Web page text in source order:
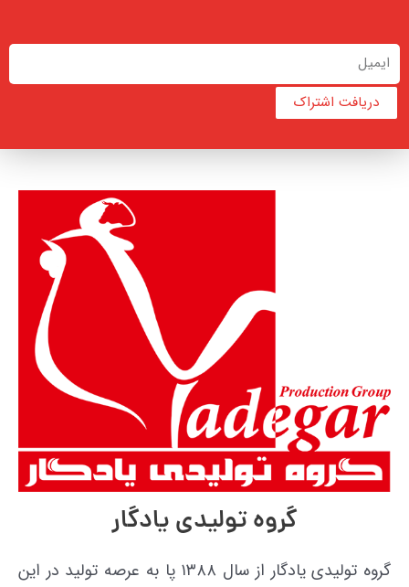
دریافت اشتراک
گروه تولیدی یادگار
گروه تولیدی یادگار از سال ۱۳۸۸ پا به عرصه تولید در این